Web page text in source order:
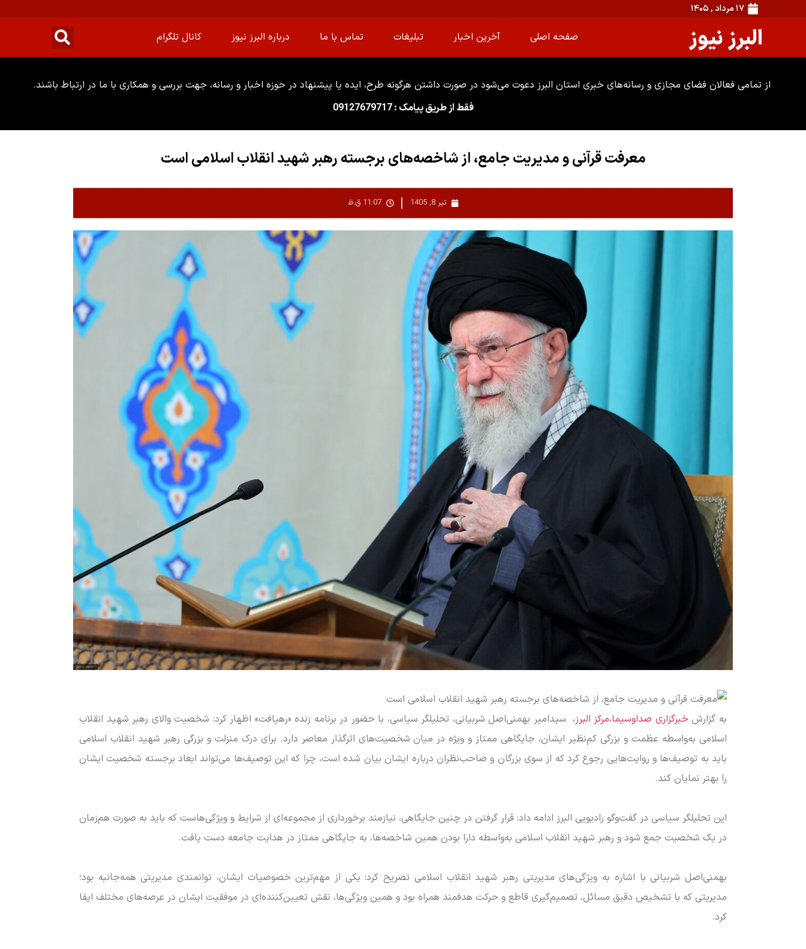
۱۷ مرداد , ۱۴۰۵
البرز نیوز صفحه اصلی آخرین اخبار تبلیغات تماس با ما درباره البرز نیوز کانال تلگرام
از تمامی فعالان فضای مجازی و رسانه‌های خبری استان البرز دعوت می‌شود در صورت داشتن هرگونه طرح، ایده یا پیشنهاد در حوزه اخبار و رسانه، جهت بررسی و همکاری با ما در ارتباط باشند.
فقط از طریق پیامک : 09127679717
معرفت قرآنی و مدیریت جامع، از شاخصه‌های برجسته رهبر شهید انقلاب اسلامی است
تیر 8, 1405 11:07 ق.ظ
به گزارش خبرگزاری صداوسیما،مرکز البرز، سیدامیر بهمنی‌اصل شربیانی، تحلیلگر سیاسی، با حضور در برنامه زنده «رهیافت» اظهار کرد: شخصیت والای رهبر شهید انقلاب
اسلامی به‌واسطه عظمت و بزرگی کم‌نظیر ایشان، جایگاهی ممتاز و ویژه در میان شخصیت‌های اثرگذار معاصر دارد. برای درک منزلت و بزرگی رهبر شهید انقلاب اسلامی
باید به توصیف‌ها و روایت‌هایی رجوع کرد که از سوی بزرگان و صاحب‌نظران درباره ایشان بیان شده است، چرا که این توصیف‌ها می‌تواند ابعاد برجسته شخصیت ایشان
را بهتر نمایان کند.
این تحلیلگر سیاسی در گفت‌و‌گو رادیویی البرز ادامه داد: قرار گرفتن در چنین جایگاهی، نیازمند برخورداری از مجموعه‌ای از شرایط و ویژگی‌هاست که باید به صورت هم‌زمان
در یک شخصیت جمع شود و رهبر شهید انقلاب اسلامی به‌واسطه دارا بودن همین شاخصه‌ها، به جایگاهی ممتاز در هدایت جامعه دست یافت.
بهمنی‌اصل شربیانی با اشاره به ویژگی‌های مدیریتی رهبر شهید انقلاب اسلامی تصریح کرد: یکی از مهم‌ترین خصوصیات ایشان، توانمندی مدیریتی همه‌جانبه بود؛
مدیریتی که با تشخیص دقیق مسائل، تصمیم‌گیری قاطع و حرکت هدفمند همراه بود و همین ویژگی‌ها، نقش تعیین‌کننده‌ای در موفقیت ایشان در عرصه‌های مختلف ایفا
کرد.